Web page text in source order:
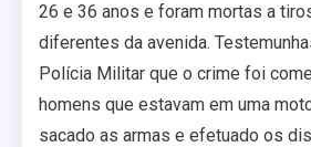
26 e 36 anos e foram mortas a
diferentes da avenida.
Polícia Militar que o crime foi
homens que estavam em uma
sacado as armas e efetuado os